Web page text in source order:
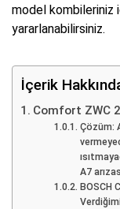
model kombileriniz
yararlanabilirsiniz.
İçerik
Comfort ZWC
Çözüm:
A7
BOSCH